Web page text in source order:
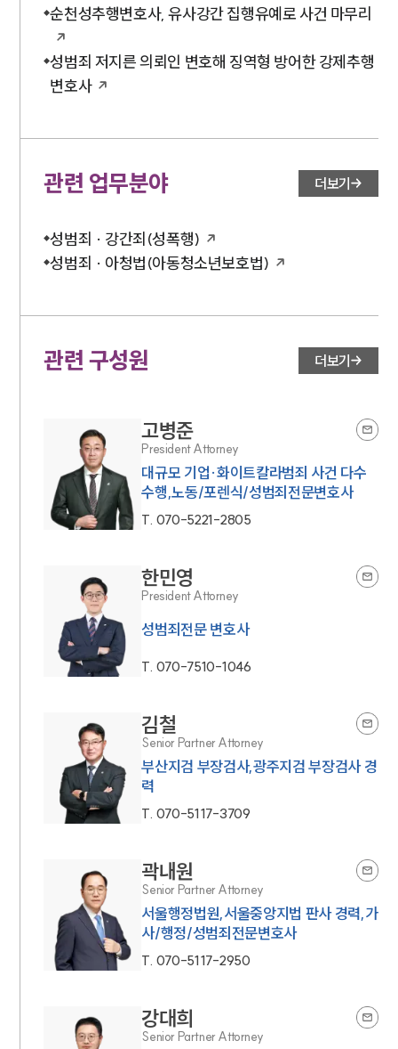
순천성추행변호사, 유사강간 집행유예로 사건 마무리
성범죄 저지른 의뢰인 변호해 징역형 방어한 강제추행
변호사
관련 업무분야 더보기
성범죄 · 강간죄(성폭행)
성범죄 · 아청법(아동청소년보호법)
관련 구성원 더보기
고병준
President Attorney
대규모 기업·화이트칼라범죄 사건 다수
수행,노동/포렌식/성범죄전문변호사
T. 070-5221-2805
한민영
President Attorney
성범죄전문 변호사
T. 070-7510-1046
김철
Senior Partner Attorney
부산지검 부장검사,광주지검 부장검사 경
력
T. 070-5117-3709
곽내원
Senior Partner Attorney
서울행정법원,서울중앙지법 판사 경력,가
사/행정/성범죄전문변호사
T. 070-5117-2950
강대희
Senior Partner Attorney